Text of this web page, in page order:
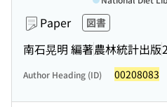
Paper 図書
南石晃明 編著農林統計出版
Author Heading (ID) 00208083